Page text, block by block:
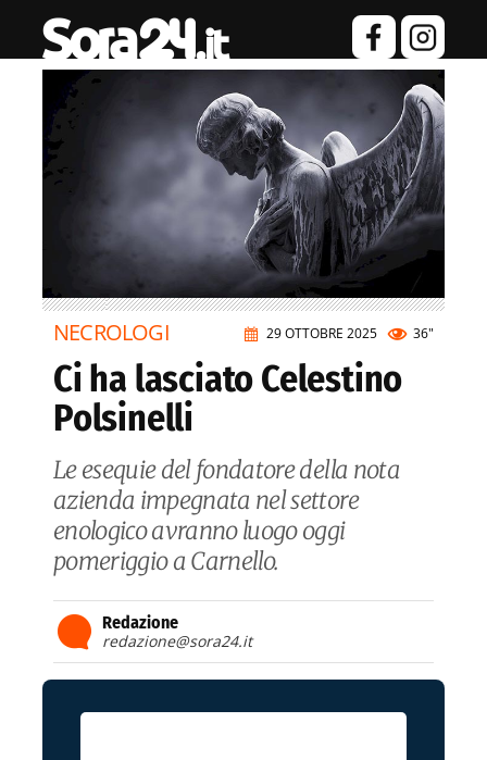
29 OTTOBRE 2025 36"
NECROLOGI
Ci ha lasciato Celestino
Polsinelli
Le esequie del fondatore della nota
azienda impegnata nel settore
enologico avranno luogo oggi
pomeriggio a Carnello.
Redazione
redazione@sora24.it